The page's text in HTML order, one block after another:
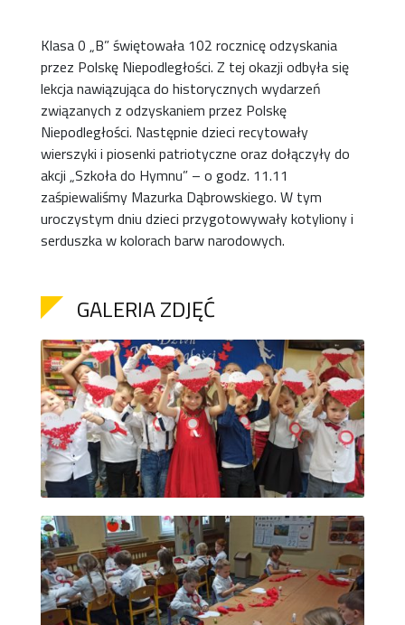
Klasa 0 „B” świętowała 102 rocznicę odzyskania
przez Polskę Niepodległości. Z tej okazji odbyła się
lekcja nawiązująca do historycznych wydarzeń
związanych z odzyskaniem przez Polskę
Niepodległości. Następnie dzieci recytowały
wierszyki i piosenki patriotyczne oraz dołączyły do
akcji „Szkoła do Hymnu” – o godz. 11.11
zaśpiewaliśmy Mazurka Dąbrowskiego. W tym
uroczystym dniu dzieci przygotowywały kotyliony i
serduszka w kolorach barw narodowych.
GALERIA ZDJĘĆ